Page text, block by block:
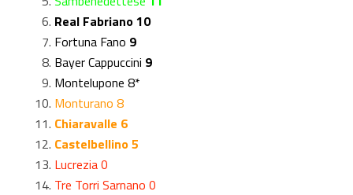
Real Fabriano 10
Fortuna Fano 9
Bayer Cappuccini 9
Montelupone 8*
Monturano 8
Chiaravalle 6
Castelbellino 5
Lucrezia 0
Tre Torri Sarnano 0